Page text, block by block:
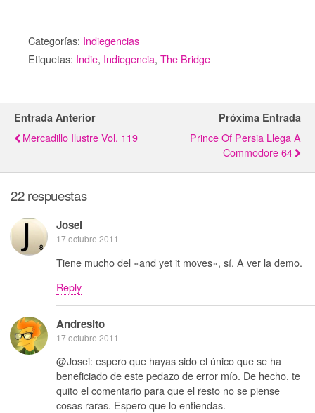
Categorías: Indiegencias
Etiquetas: Indie, Indiegencia, The Bridge
Entrada Anterior
Mercadillo Ilustre Vol. 119
Próxima Entrada
Prince Of Persia Llega A
Commodore 64
22 respuestas
Josei
17 octubre 2011
Tiene mucho del «and yet it moves», sí. A ver la demo.
Reply
Andresito
17 octubre 2011
@Josei: espero que hayas sido el único que se ha
beneficiado de este pedazo de error mío. De hecho, te
quito el comentario para que el resto no se piense
cosas raras. Espero que lo entiendas.